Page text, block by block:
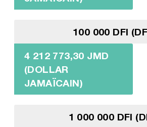
100 000 DFI
4 212 773,30 JMD
(DOLLAR
JAMAÏCAIN)
1 000 000 DFI